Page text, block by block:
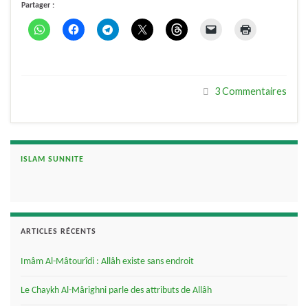
Partager :
3 Commentaires
ISLAM SUNNITE
ARTICLES RÉCENTS
Imâm Al-Mâtourîdi : Allâh existe sans endroit
Le Chaykh Al-Mârighni parle des attributs de Allâh